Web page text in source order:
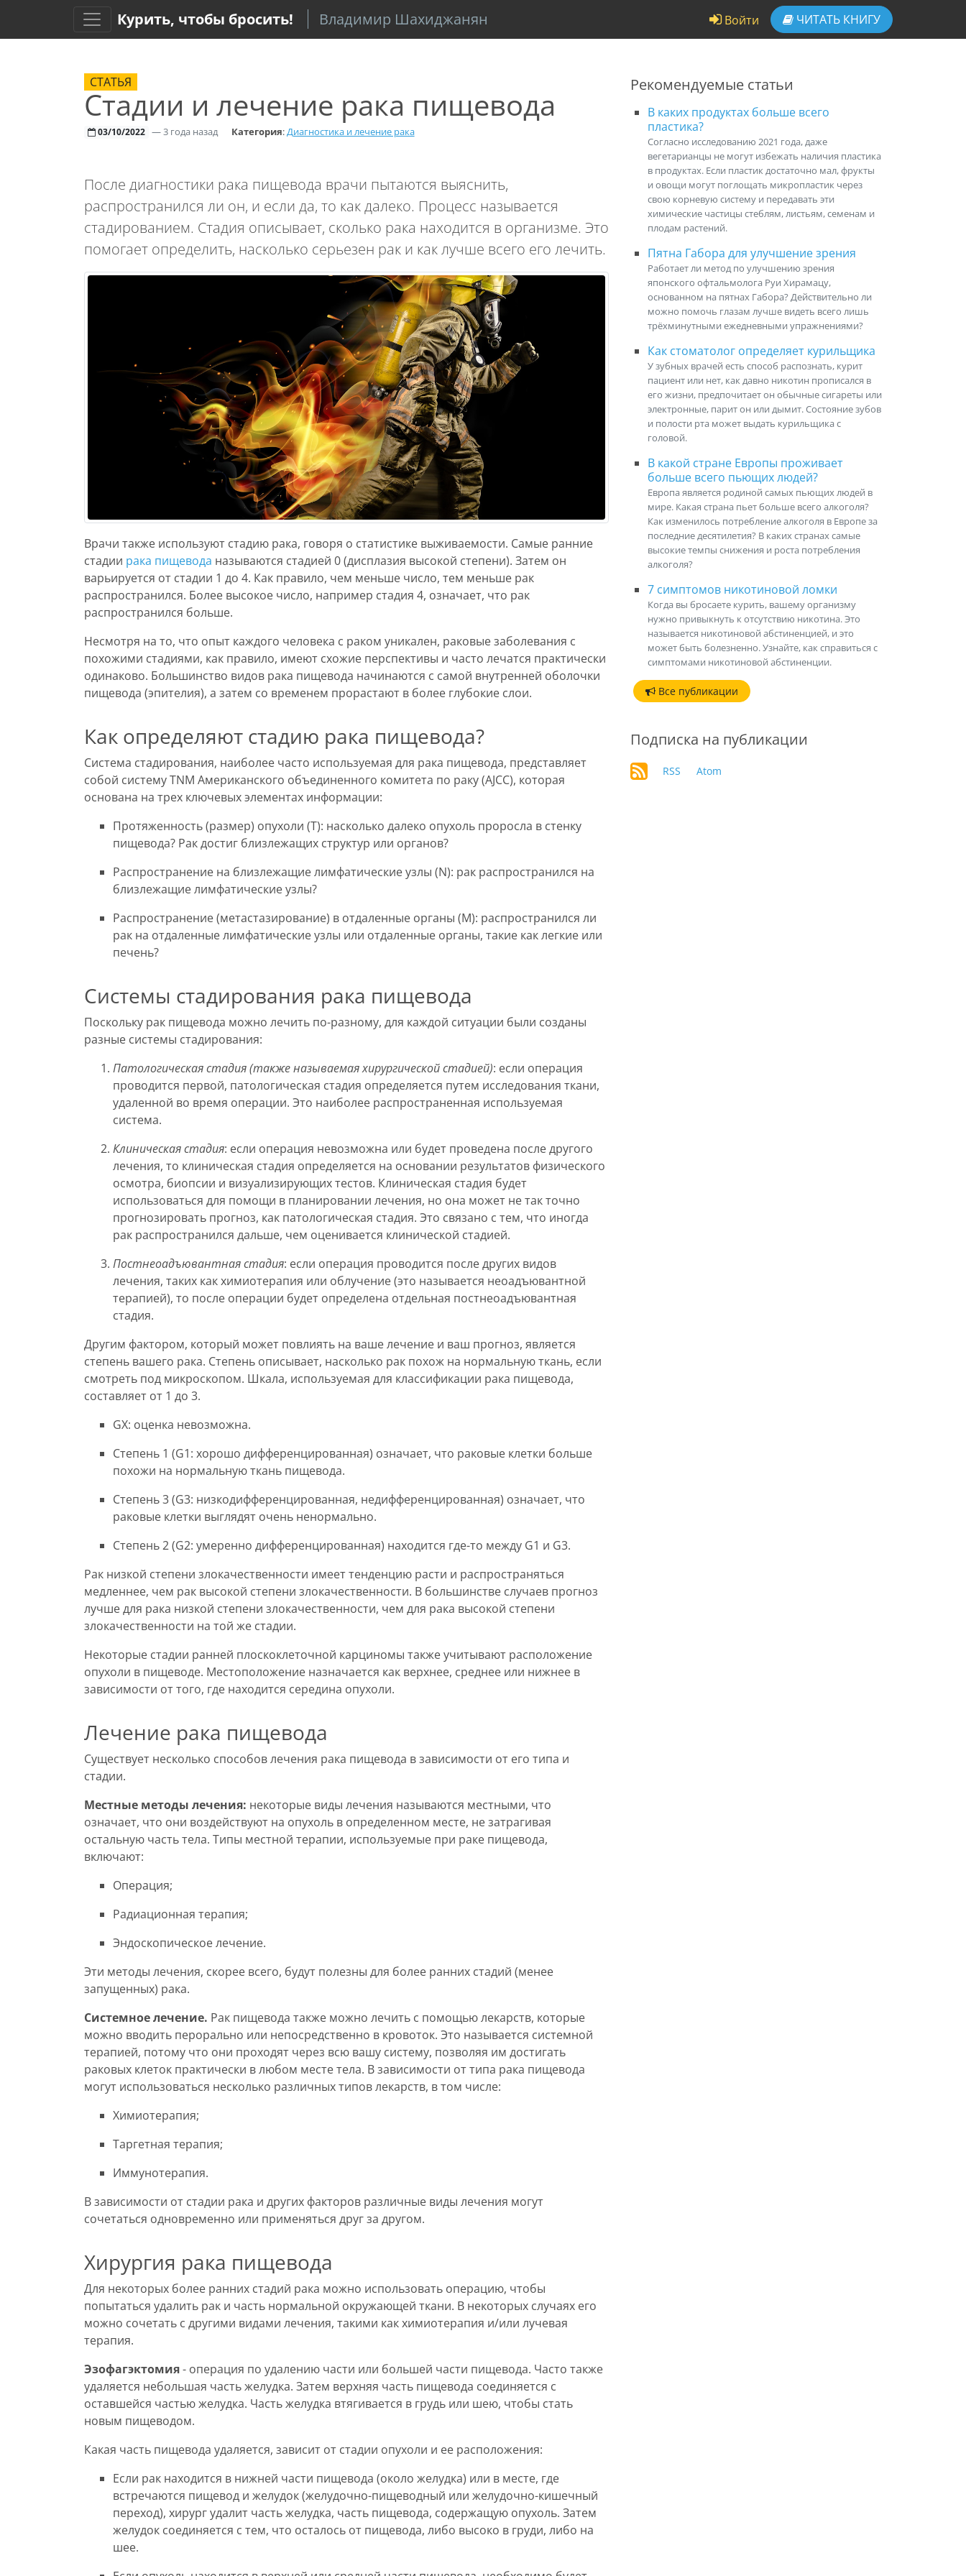
Курить, чтобы бросить! Владимир Шахиджанян Войти ЧИТАТЬ КНИГУ
СТАТЬЯ
Стадии и лечение рака пищевода
03/10/2022 —3 года назад Категория:Диагностика и лечение рака
После диагностики рака пищевода врачи пытаются выяснить,
распространился ли он, и если да, то как далеко. Процесс называется
стадированием. Стадия описывает, сколько рака находится в организме. Это
помогает определить, насколько серьезен рак и как лучше всего его лечить.
Врачи также используют стадию рака, говоря о статистике выживаемости. Самые ранние
стадии рака пищевода называются стадией 0 (дисплазия высокой степени). Затем он
варьируется от стадии 1 до 4. Как правило, чем меньше число, тем меньше рак
распространился. Более высокое число, например стадия 4, означает, что рак
распространился больше.
Несмотря на то, что опыт каждого человека с раком уникален, раковые заболевания с
похожими стадиями, как правило, имеют схожие перспективы и часто лечатся практически
одинаково. Большинство видов рака пищевода начинаются с самой внутренней оболочки
пищевода (эпителия), а затем со временем прорастают в более глубокие слои.
Как определяют стадию рака пищевода?
Система стадирования, наиболее часто используемая для рака пищевода, представляет
собой систему TNM Американского объединенного комитета по раку (AJCC), которая
основана на трех ключевых элементах информации:
Протяженность (размер) опухоли (T): насколько далеко опухоль проросла в стенку
пищевода? Рак достиг близлежащих структур или органов?
Распространение на близлежащие лимфатические узлы (N): рак распространился на
близлежащие лимфатические узлы?
Распространение (метастазирование) в отдаленные органы (M): распространился ли
рак на отдаленные лимфатические узлы или отдаленные органы, такие как легкие или
печень?
Системы стадирования рака пищевода
Поскольку рак пищевода можно лечить по-разному, для каждой ситуации были созданы
разные системы стадирования:
Патологическая стадия (также называемая хирургической стадией): если операция
проводится первой, патологическая стадия определяется путем исследования ткани,
удаленной во время операции. Это наиболее распространенная используемая
система.
Клиническая стадия: если операция невозможна или будет проведена после другого
лечения, то клиническая стадия определяется на основании результатов физического
осмотра, биопсии и визуализирующих тестов. Клиническая стадия будет
использоваться для помощи в планировании лечения, но она может не так точно
прогнозировать прогноз, как патологическая стадия. Это связано с тем, что иногда
рак распространился дальше, чем оценивается клинической стадией.
Постнеоадъювантная стадия: если операция проводится после других видов
лечения, таких как химиотерапия или облучение (это называется неоадъювантной
терапией), то после операции будет определена отдельная постнеоадъювантная
стадия.
Другим фактором, который может повлиять на ваше лечение и ваш прогноз, является
степень вашего рака. Степень описывает, насколько рак похож на нормальную ткань, если
смотреть под микроскопом. Шкала, используемая для классификации рака пищевода,
составляет от 1 до 3.
GX: оценка невозможна.
Степень 1 (G1: хорошо дифференцированная) означает, что раковые клетки больше
похожи на нормальную ткань пищевода.
Степень 3 (G3: низкодифференцированная, недифференцированная) означает, что
раковые клетки выглядят очень ненормально.
Степень 2 (G2: умеренно дифференцированная) находится где-то между G1 и G3.
Рак низкой степени злокачественности имеет тенденцию расти и распространяться
медленнее, чем рак высокой степени злокачественности. В большинстве случаев прогноз
лучше для рака низкой степени злокачественности, чем для рака высокой степени
злокачественности на той же стадии.
Некоторые стадии ранней плоскоклеточной карциномы также учитывают расположение
опухоли в пищеводе. Местоположение назначается как верхнее, среднее или нижнее в
зависимости от того, где находится середина опухоли.
Лечение рака пищевода
Существует несколько способов лечения рака пищевода в зависимости от его типа и
стадии.
Местные методы лечения: некоторые виды лечения называются местными, что
означает, что они воздействуют на опухоль в определенном месте, не затрагивая
остальную часть тела. Типы местной терапии, используемые при раке пищевода,
включают:
Операция;
Радиационная терапия;
Эндоскопическое лечение.
Эти методы лечения, скорее всего, будут полезны для более ранних стадий (менее
запущенных) рака.
Системное лечение. Рак пищевода также можно лечить с помощью лекарств, которые
можно вводить перорально или непосредственно в кровоток. Это называется системной
терапией, потому что они проходят через всю вашу систему, позволяя им достигать
раковых клеток практически в любом месте тела. В зависимости от типа рака пищевода
могут использоваться несколько различных типов лекарств, в том числе:
Химиотерапия;
Таргетная терапия;
Иммунотерапия.
В зависимости от стадии рака и других факторов различные виды лечения могут
сочетаться одновременно или применяться друг за другом.
Хирургия рака пищевода
Для некоторых более ранних стадий рака можно использовать операцию, чтобы
попытаться удалить рак и часть нормальной окружающей ткани. В некоторых случаях его
можно сочетать с другими видами лечения, такими как химиотерапия и/или лучевая
терапия.
Эзофагэктомия- операция по удалению части или большей части пищевода. Часто также
удаляется небольшая часть желудка. Затем верхняя часть пищевода соединяется с
оставшейся частью желудка. Часть желудка втягивается в грудь или шею, чтобы стать
новым пищеводом.
Какая часть пищевода удаляется, зависит от стадии опухоли и ее расположения:
Если рак находится в нижней части пищевода (около желудка) или в месте, где
встречаются пищевод и желудок (желудочно-пищеводный или желудочно-кишечный
переход), хирург удалит часть желудка, часть пищевода, содержащую опухоль. Затем
желудок соединяется с тем, что осталось от пищевода, либо высоко в груди, либо на
шее.
Рекомендуемые статьи
В каких продуктах больше всего
пластика?
Согласно исследованию 2021 года, даже
вегетарианцы не могут избежать наличия пластика
в продуктах. Если пластик достаточно мал, фрукты
и овощи могут поглощать микропластик через
свою корневую систему и передавать эти
химические частицы стеблям, листьям, семенам и
плодам растений.
Пятна Габора для улучшение зрения
Работает ли метод по улучшению зрения
японского офтальмолога Руи Хирамацу,
основанном на пятнах Габора? Действительно ли
можно помочь глазам лучше видеть всего лишь
трёхминутными ежедневными упражнениями?
Как стоматолог определяет курильщика
У зубных врачей есть способ распознать, курит
пациент или нет, как давно никотин прописался в
его жизни, предпочитает он обычные сигареты или
электронные, парит он или дымит. Состояние зубов
и полости рта может выдать курильщика с
головой.
В какой стране Европы проживает
больше всего пьющих людей?
Европа является родиной самых пьющих людей в
мире. Какая страна пьет больше всего алкоголя?
Как изменилось потребление алкоголя в Европе за
последние десятилетия? В каких странах самые
высокие темпы снижения и роста потребления
алкоголя?
7 симптомов никотиновой ломки
Когда вы бросаете курить, вашему организму
нужно привыкнуть к отсутствию никотина. Это
называется никотиновой абстиненцией, и это
может быть болезненно. Узнайте, как справиться с
симптомами никотиновой абстиненции.
Все публикации
Подписка на публикации
RSS Atom